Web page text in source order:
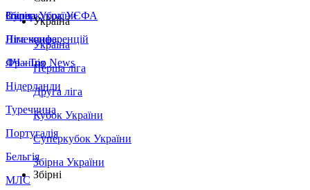
Збірна України
Італія
Німеччина
Франція
Нідерланди
Туреччина
Португалія
Бельгія
МЛС
Суперкубок УЄФА
Ліга конференцій
ЛЧ - Top News
Україна
Україна
Перша ліга
Друга ліга
Кубок України
Суперкубок України
Збірна України
Збірні